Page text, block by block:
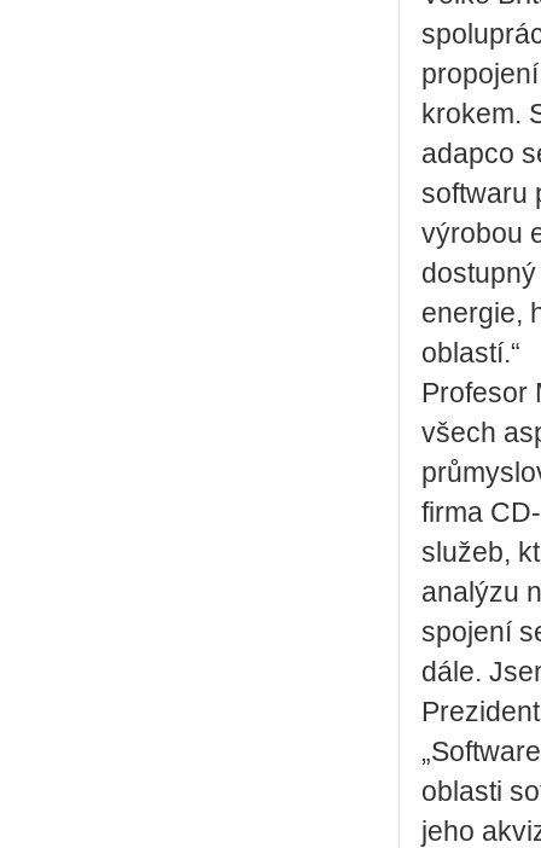
krokem.
adapco
softwaru
výrobou
energie,
oblastí.“
Profesor
všech
firma
služeb,
analýzu
spojení
dále.
oblasti
jeho